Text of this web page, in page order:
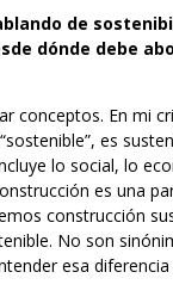
de
dónde debe
conceptos. En mi
es
lo social, lo
es una
construcción
No son
esa